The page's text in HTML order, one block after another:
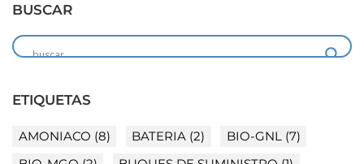
BUSCAR
ETIQUETAS
AMONIACO (8) BATERIA (2) BIO-GNL(7)